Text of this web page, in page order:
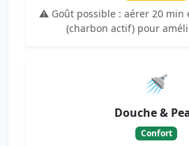
⚠️ Goût possible : aérer 20 min
(charbon actif) pour
🚿
Douche &
Confort